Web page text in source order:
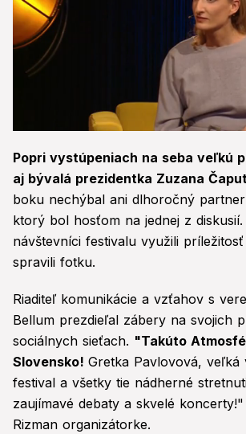
seconds
of
53
seconds
Popri vystúpeniach na seba veľkú
aj bývalá prezidentka Zuzana
boku nechýbal ani dlhoročný partner
ktorý bol hosťom na jednej z
návštevníci festivalu využili
spravili fotku.
Riaditeľ komunikácie a vzťahov s
Bellum prezdieľal zábery na svojich
sociálnych sieťach. "Takúto
Slovensko! Gretka Pavlovová, veľká
festival a všetky tie nádherné
zaujímavé debaty a skvelé
Rizman organizátorke.